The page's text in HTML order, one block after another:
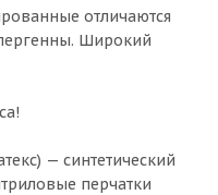
отличаются
Широкий
— синтетический
перчатки